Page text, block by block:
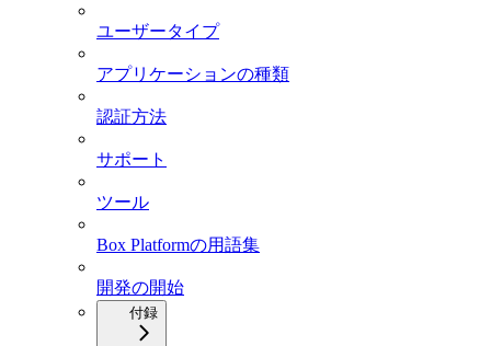
ユーザータイプ
アプリケーションの種類
認証方法
サポート
ツール
Box Platformの用語集
開発の開始
付録